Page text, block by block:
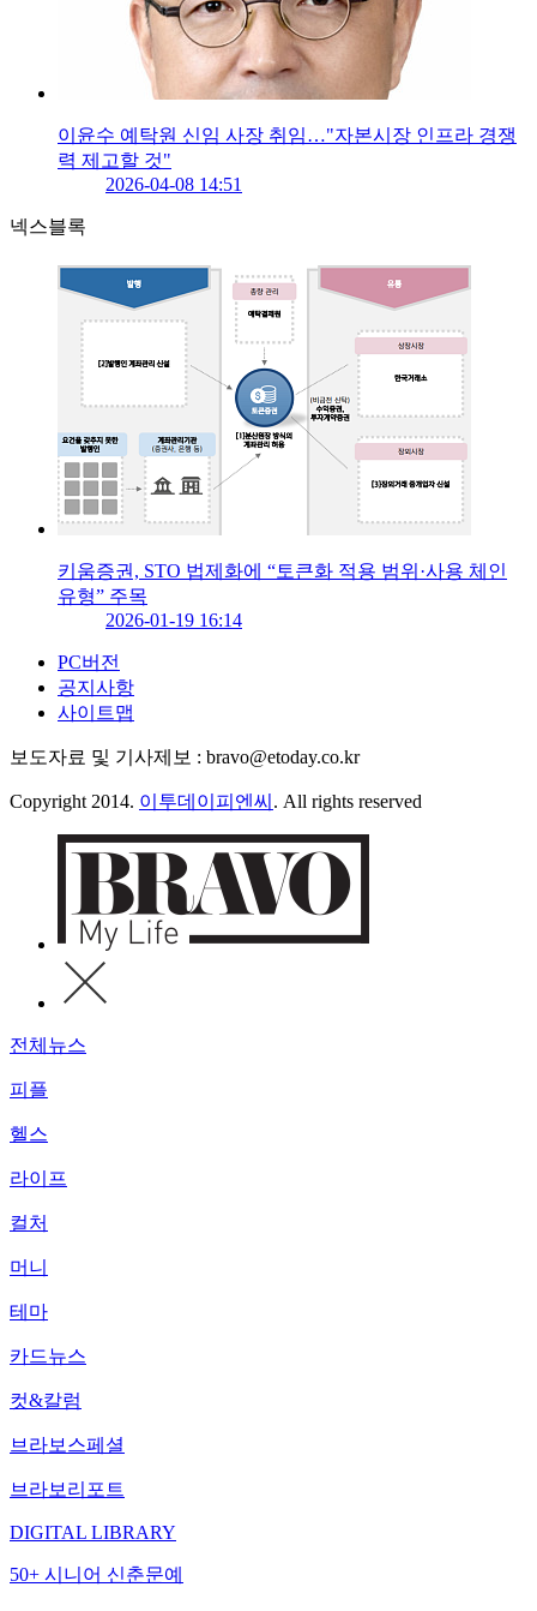
이윤수 예탁원 신임 사장 취임…"자본시장 인프라 경쟁
력 제고할 것"
2026-04-08 14:51
넥스블록
키움증권, STO 법제화에 “토큰화 적용 범위·사용 체인
유형” 주목
2026-01-19 16:14
PC버전
공지사항
사이트맵
보도자료 및 기사제보 : bravo@etoday.co.kr
Copyright 2014. 이투데이피엔씨 . All rights reserved
전체뉴스
피플
헬스
라이프
컬처
머니
테마
카드뉴스
컷&칼럼
브라보스페셜
브라보리포트
DIGITAL LIBRARY
50+ 시니어 신춘문예